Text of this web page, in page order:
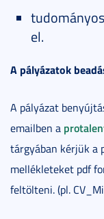
el.
A pályázatok
A pályázat
emailben a
tárgyában kérjük a
mellékleteket pdf
feltölteni. (pl.